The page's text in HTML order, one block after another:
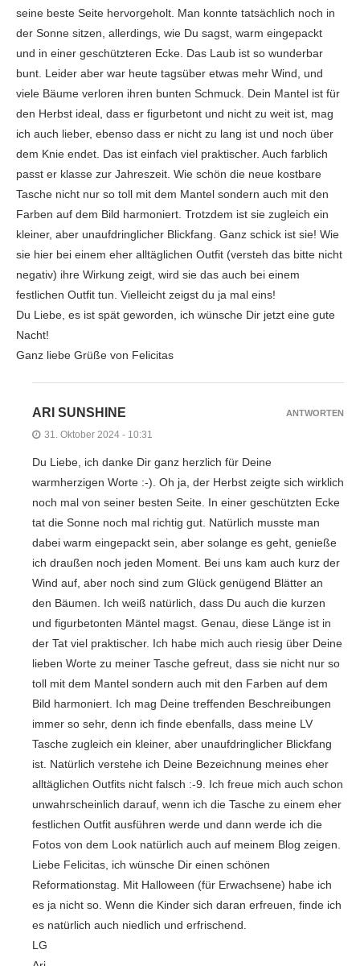
seine beste Seite hervorgeholt. Man konnte tatsächlich noch in
der Sonne sitzen, allerdings, wie Du sagst, warm eingepackt
und in einer geschützteren Ecke. Das Laub ist so wunderbar
bunt. Leider aber war heute tagsüber etwas mehr Wind, und
viele Bäume verloren ihren bunten Schmuck. Dein Mantel ist für
den Herbst ideal, dass er figurbetont und nicht zu weit ist, mag
ich auch lieber, ebenso dass er nicht zu lang ist und noch über
dem Knie endet. Das ist einfach viel praktischer. Auch farblich
passt er klasse zur Jahreszeit. Wie schön die neue kostbare
Tasche nicht nur so toll mit dem Mantel sondern auch mit den
Farben auf dem Bild harmoniert. Trotzdem ist sie zugleich ein
kleiner, aber unaufdringlicher Blickfang. Ganz schick ist sie! Wie
sie hier bei einem eher alltäglichen Outfit (versteh das bitte nicht
negativ) ihre Wirkung zeigt, wird sie das auch bei einem
festlichen Outfit tun. Vielleicht zeigst du ja mal eins!
Du Liebe, es ist spät geworden, ich wünsche Dir jetzt eine gute
Nacht!
Ganz liebe Grüße von Felicitas
ARI SUNSHINE
31. Oktober 2024 - 10:31
Du Liebe, ich danke Dir ganz herzlich für Deine
warmherzigen Worte :-). Oh ja, der Herbst zeigte sich wirklich
noch mal von seiner besten Seite. In einer geschützten Ecke
tat die Sonne noch mal richtig gut. Natürlich musste man
dabei warm eingepackt sein, aber solange es geht, genieße
ich draußen noch jeden Moment. Bei uns kam auch kurz der
Wind auf, aber noch sind zum Glück genügend Blätter an
den Bäumen. Ich weiß natürlich, dass Du auch die kurzen
und figurbetonten Mäntel magst. Genau, diese Länge ist in
der Tat viel praktischer. Ich habe mich auch riesig über Deine
lieben Worte zu meiner Tasche gefreut, dass sie nicht nur so
toll mit dem Mantel sondern auch mit den Farben auf dem
Bild harmoniert. Ich mag Deine treffenden Beschreibungen
immer so sehr, denn ich finde ebenfalls, dass meine LV
Tasche zugleich ein kleiner, aber unaufdringlicher Blickfang
ist. Natürlich verstehe ich Deine Bezeichnung meines eher
alltäglichen Outfits nicht falsch :-9. Ich freue mich auch schon
unwahrscheinlich darauf, wenn ich die Tasche zu einem eher
festlichen Outfit ausführen werde und dann werde ich die
Fotos von dem Look natürlich auch auf meinem Blog zeigen.
Liebe Felicitas, ich wünsche Dir einen schönen
Reformationstag. Mit Halloween (für Erwachsene) habe ich
es ja nicht so. Wenn die Kinder sich daran erfreuen, finde ich
es natürlich auch niedlich und erfrischend.
LG
ANTWORTEN